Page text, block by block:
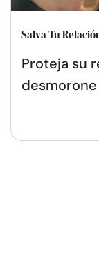
Salva Tu
Proteja su
desmorone